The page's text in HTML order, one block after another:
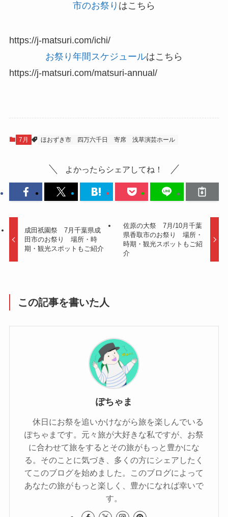
市のお祭り はこちら
https://j-matsuri.com/ichi/
お祭り年間スケジュールはこちら
https://j-matsuri.com/matsuri-annual/
7月 ほおずき市 四万六千日 寄席 浅草演芸ホール
よかったらシェアしてね！
成田祇園祭 7月千葉県成
田市のお祭り 場所・時
期・観光スポットもご紹介
佐原の大祭 7月/10月千葉
県香取市のお祭り 場所・
時期・観光スポットもご紹
介
この記事を書いた人
ぽちゃま
休日にお祭を追いかけながら旅を楽しんでいる
ぽちゃまです。元々旅が大好きな私ですが、お祭
に合わせて旅をするとその旅がもっと豊かにな
る。そのことに気づき、多くの方にシェアしたく
てこのブログを始めました。このブログによって
あなたの旅がもっと楽しく、豊かになれば幸いで
す。